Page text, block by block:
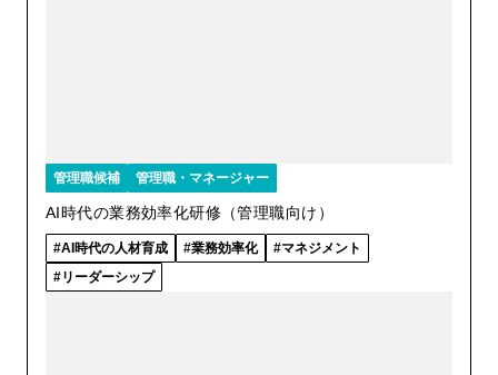
管理職候補 管理職・マネージャー
AI時代の業務効率化研修（管理職向け）
AI時代の人材育成 業務効率化
マネジメント
リーダーシップ